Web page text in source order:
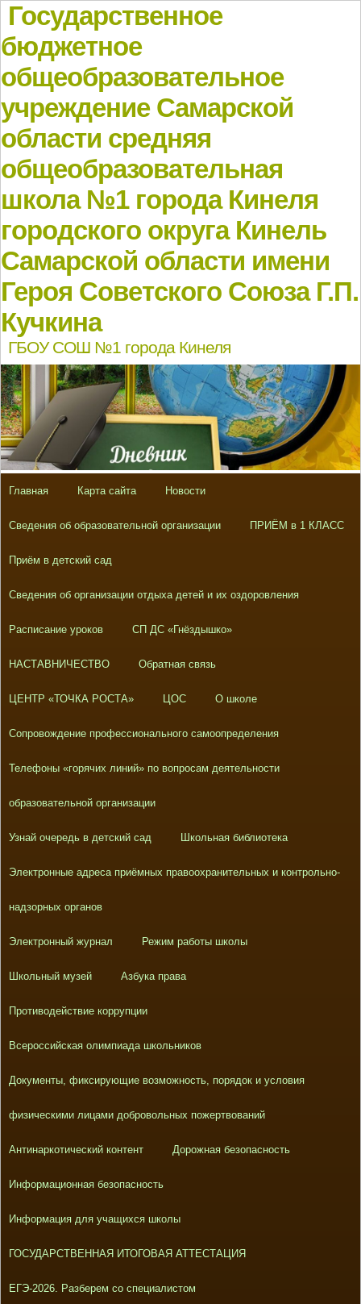
Государственное
бюджетное
общеобразовательное
учреждение Самарской
области средняя
общеобразовательная
школа №1 города Кинеля
городского округа Кинель
Самарской области имени
Героя Советского Союза Г.П.
Кучкина
ГБОУ СОШ №1 города Кинеля
Главная Карта сайта Новости
Сведения об образовательной организации ПРИЁМ в 1 КЛАСС
Приём в детский сад
Сведения об организации отдыха детей и их оздоровления
Расписание уроков СП ДС «Гнёздышко»
НАСТАВНИЧЕСТВО Обратная связь
ЦЕНТР «ТОЧКА РОСТА» ЦОС О школе
Сопровождение профессионального самоопределения
Телефоны «горячих линий» по вопросам деятельности
образовательной организации
Узнай очередь в детский сад Школьная библиотека
Электронные адреса приёмных правоохранительных и контрольно-
надзорных органов
Электронный журнал Режим работы школы
Школьный музей Азбука права
Противодействие коррупции
Всероссийская олимпиада школьников
Документы, фиксирующие возможность, порядок и условия
физическими лицами добровольных пожертвований
Антинаркотический контент Дорожная безопасность
Информационная безопасность
Информация для учащихся школы
ГОСУДАРСТВЕННАЯ ИТОГОВАЯ АТТЕСТАЦИЯ
ЕГЭ-2026. Разберем со специалистом